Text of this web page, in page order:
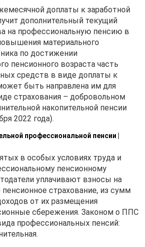
доплаты к заработной
дополнительный текущий
на профессиональную пенсию в
материального
по достижении
пенсионного возраста часть
средств в виде доплаты к
быть направлена им для
страхования – добровольном
накопительной пенсии
2022 года).
профессиональной пенсии
в особых условиях труда и
пенсионному
уплачивают взносы на
страхование, из сумм
от их размещения
сбережения. Законом о ППС
профессиональных пенсий: